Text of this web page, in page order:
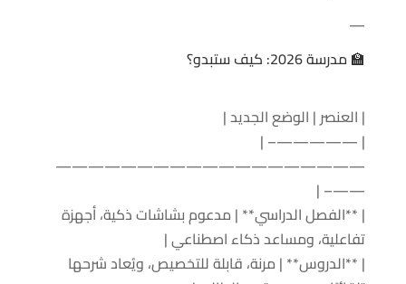
—
🏫 مدرسة 2026: كيف ستبدو؟
| العنصر | الوضع الجديد |
| —————– |
———————————————————
——– |
| **الفصل الدراسي** | مدعوم بشاشات ذكية، أجهزة
تفاعلية، ومساعد ذكاء اصطناعي |
| **الدروس** | مرنة، قابلة للتخصيص، ويُعاد شرحها